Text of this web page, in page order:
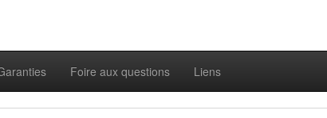
Foire aux questions Liens